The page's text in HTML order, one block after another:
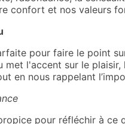
confort et nos valeurs
pour faire le point
met l'accent sur le
en nous rappelant
pour réfléchir à